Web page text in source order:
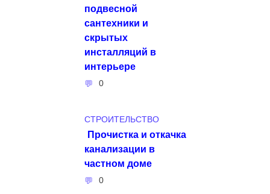
подвесной
сантехники и
скрытых
инсталляций в
интерьере
0
СТРОИТЕЛЬСТВО
Прочистка и откачка
канализации в
частном доме
0